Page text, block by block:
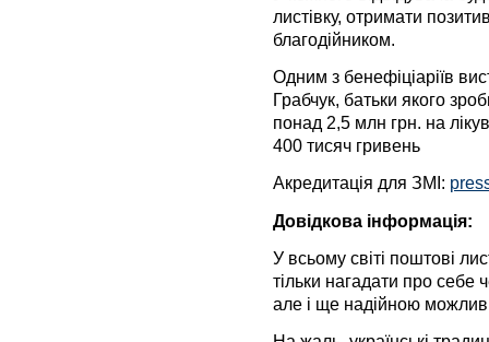
листівку, отримати
благодійником.
Одним з бенефіціаріїв
Грабчук, батьки якого
понад 2,5 млн грн. на
400 тисяч гривень
Акредитація для ЗМІ:
Довідкова інформація:
У всьому світі поштові
тільки нагадати про себе
але і ще надійною